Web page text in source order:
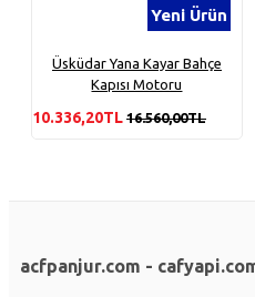
Yeni Ürün
Üsküdar Yana Kayar Bahçe
Kapısı Motoru
10.336,20TL 16.560,00TL
acfpanjur.com -